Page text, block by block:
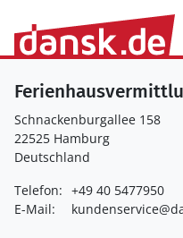
Schnackenburgallee 158
22525 Hamburg
Deutschland
Telefon: +49 40 5477950
E-Mail: